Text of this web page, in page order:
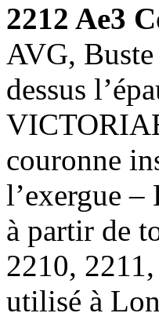
2212 Ae3
AVG, Buste
dessus
couronne
l’exergue –
à partir de
2210,
utilisé à